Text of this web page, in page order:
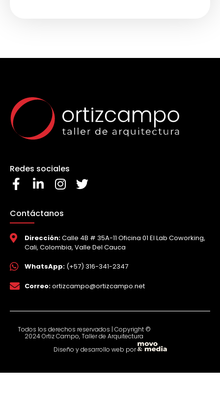
Redes sociales
Contáctanos
Dirección:Calle 4B # 35A-11 Oficina 01 El Lab Coworking,
Cali, Colombia, Valle Del Cauca
WhatsApp: (+57) 316-341-2347
Correo:ortizcampo@ortizcampo.net
Todos los derechos reservados | Copyright ©
2024 Ortiz Campo, Taller de Arquitectura
Diseño y desarrollo web por